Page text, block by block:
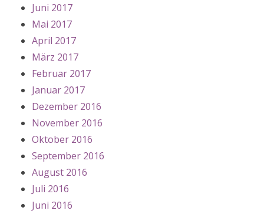
Juni 2017
Mai 2017
April 2017
März 2017
Februar 2017
Januar 2017
Dezember 2016
November 2016
Oktober 2016
September 2016
August 2016
Juli 2016
Juni 2016